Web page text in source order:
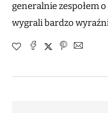
generalnie zespołem
wygrali bardzo